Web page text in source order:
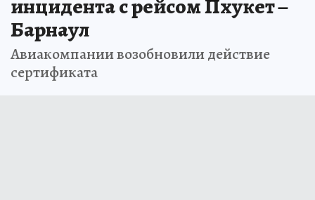
инцидента с рейсом Пхукет –
Барнаул
Авиакомпании возобновили действие
сертификата